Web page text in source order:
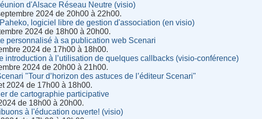
d'Alsace Réseau Neutre (visio)
2024 de 20h00 à 22h00.
logiciel libre de gestion d'association (en visio)
2024 de 18h00 à 20h00.
personnalisé à sa publication web Scenari
2024 de 17h00 à 18h00.
introduction à l’utilisation de quelques callbacks (visio-conférence)
2024 de 20h00 à 21h00.
"Tour d’horizon des astuces de l’éditeur Scenari"
2024 de 17h00 à 18h00.
de cartographie participative
de 18h00 à 20h00.
à l'éducation ouverte! (visio)